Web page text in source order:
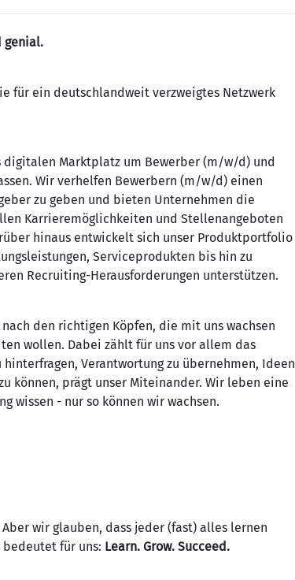
genial.
für ein deutschlandweit verzweigtes Netzwerk
digitalen Marktplatz um Bewerber (m/w/d) und
Wir verhelfen Bewerbern (m/w/d) einen
zu geben und bieten Unternehmen die
Karrieremöglichkeiten und Stellenangeboten
hinaus entwickelt sich unser Produktportfolio
Serviceprodukten bis hin zu
Recruiting-Herausforderungen unterstützen.
den richtigen Köpfen, die mit uns wachsen
wollen. Dabei zählt für uns vor allem das
Verantwortung zu übernehmen, Ideen
können, prägt unser Miteinander. Wir leben eine
wissen - nur so können wir wachsen.
wir glauben, dass jeder (fast) alles lernen
bedeutet für uns: Learn. Grow. Succeed.